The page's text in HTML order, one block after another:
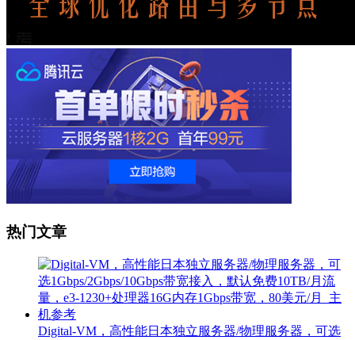
热门文章
Digital-VM，高性能日本独立服务器/物理服务器，可选